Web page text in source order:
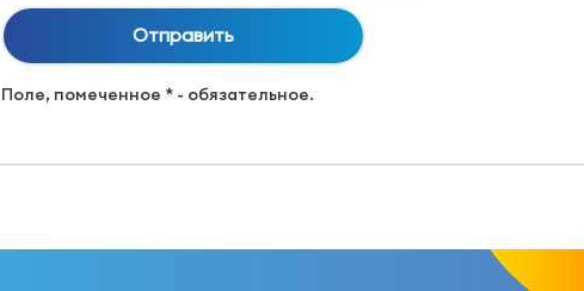
Поле, помеченное * - обязательное.